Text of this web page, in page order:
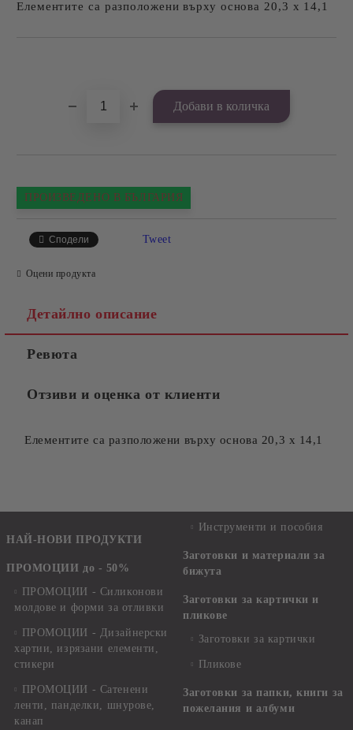
Елементите са разположени върху основа 20,3 х 14,1
ПРОИЗВЕДЕНО В БЪЛГАРИЯ
Сподели Tweet
Оцени продукта
Детайлно описание
Ревюта
Отзиви и оценка от клиенти
Елементите са разположени върху основа 20,3 х 14,1
НАЙ-НОВИ ПРОДУКТИ
ПРОМОЦИИ до - 50%
ПРОМОЦИИ - Силиконови
молдове и форми за отливки
ПРОМОЦИИ - Дизайнерски
хартии, изрязани елементи,
стикери
ПРОМОЦИИ - Сатенени
ленти, панделки, шнурове,
канап
Инструменти и пособия
Заготовки и материали за
бижута
Заготовки за картички и
пликове
Заготовки за картички
Пликове
Заготовки за папки, книги за
пожелания и албуми